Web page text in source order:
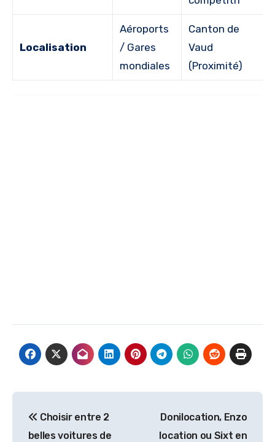
Localisation
Aéroports
/ Gares
mondiales
Canton de
Vaud
(Proximité)
de
Choisir entre 2
belles voitures de
Donilocation, Enzo
location ou Sixt en